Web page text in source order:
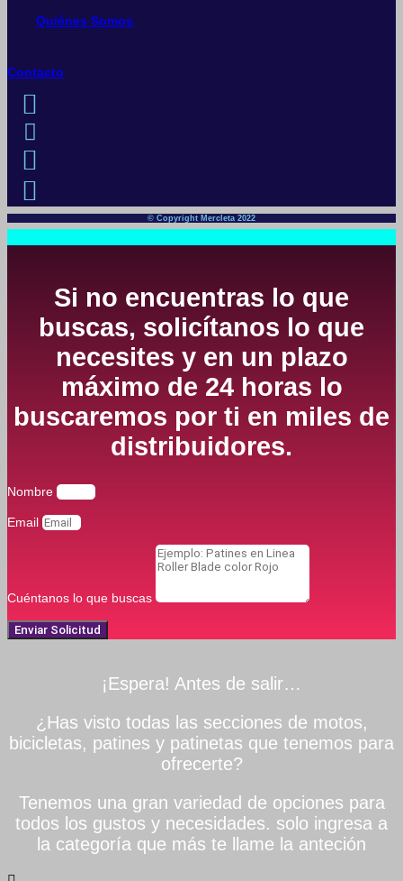
Quiénes Somos
Contacto
© Copyright Mercleta 2022
Si no encuentras lo que
buscas, solicítanos lo que
necesites y en un plazo
máximo de 24 horas lo
buscaremos por ti en miles de
distribuidores.
Nombre
Email
Cuéntanos lo que buscas
Enviar Solicitud
¡Espera! Antes de salir…
¿Has visto todas las secciones de motos,
bicicletas, patines y patinetas que tenemos para
ofrecerte?
Tenemos una gran variedad de opciones para
todos los gustos y necesidades. solo ingresa a
la categoría que más te llame la anteción